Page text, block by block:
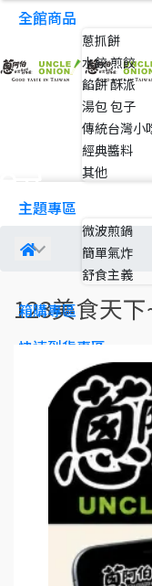
全館商品
蔥抓餅
水餃 煎餃
餡餅 酥派
湯包 包子
傳統台灣小
經典醬料
其他
主題專區
微波煎鍋
簡單氣炸
舒食主義
箱購專區
快速到貨專區
會員專區
我的帳戶
購物流程
紅利點數使
會員福利說
舊會員登入
客服聯繫
關於我們
關於我們
123美食天